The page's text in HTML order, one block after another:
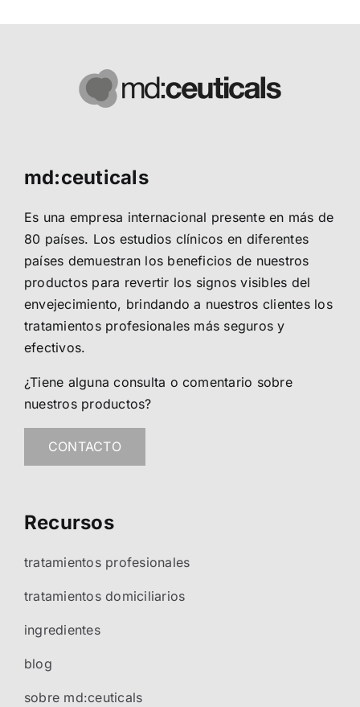
md:ceuticals
Es una empresa internacional presente en más de
80 países. Los estudios clínicos en diferentes
países demuestran los beneficios de nuestros
productos para revertir los signos visibles del
envejecimiento, brindando a nuestros clientes los
tratamientos profesionales más seguros y
efectivos.
¿Tiene alguna consulta o comentario sobre
nuestros productos?
CONTACTO
Recursos
tratamientos profesionales
tratamientos domiciliarios
ingredientes
blog
sobre md:ceuticals